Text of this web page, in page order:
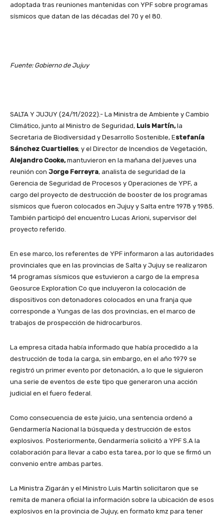
adoptada tras reuniones mantenidas con YPF sobre programas
sísmicos que datan de las décadas del 70 y el 80.
Fuente: Gobierno de Jujuy
SALTA Y JUJUY (24/11/2022).- La Ministra de Ambiente y Cambio
Climático, junto al Ministro de Seguridad, Luis Martín,la
Secretaria de Biodiversidad y Desarrollo Sostenible, Estefanía
Sánchez Cuartielles; y el Director de Incendios de Vegetación,
Alejandro Cooke,mantuvieron en la mañana del jueves una
reunión con Jorge Ferreyra, analista de seguridad de la
Gerencia de Seguridad de Procesos y Operaciones de YPF, a
cargo del proyecto de destrucción de booster de los programas
sísmicos que fueron colocados en Jujuy y Salta entre 1978 y 1985.
También participó del encuentro Lucas Arioni, supervisor del
proyecto referido.
En ese marco, los referentes de YPF informaron a las autoridades
provinciales que en las provincias de Salta y Jujuy se realizaron
14 programas sísmicos que estuvieron a cargo de la empresa
Geosurce Exploration Co que incluyeron la colocación de
dispositivos con detonadores colocados en una franja que
corresponde a Yungas de las dos provincias, en el marco de
trabajos de prospección de hidrocarburos.
La empresa citada había informado que había procedido a la
destrucción de toda la carga, sin embargo, en el año 1979 se
registró un primer evento por detonación, a lo que le siguieron
una serie de eventos de este tipo que generaron una acción
judicial en el fuero federal.
Como consecuencia de este juicio, una sentencia ordenó a
Gendarmería Nacional la búsqueda y destrucción de estos
explosivos. Posteriormente, Gendarmería solicitó a YPF S.A la
colaboración para llevar a cabo esta tarea, por lo que se firmó un
convenio entre ambas partes.
La Ministra Zigarán y el Ministro Luis Martín solicitaron que se
remita de manera oficial la información sobre la ubicación de esos
explosivos en la provincia de Jujuy, en formato kmz para tener